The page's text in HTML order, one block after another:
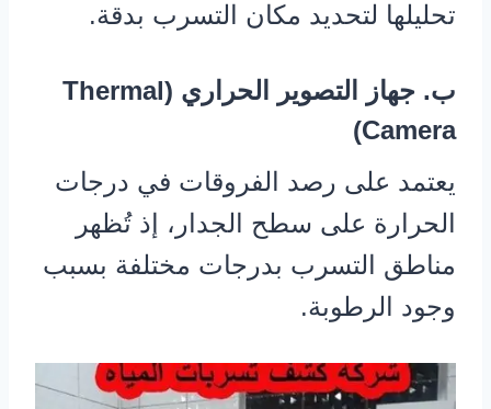
تحليلها لتحديد مكان التسرب بدقة.
ب. جهاز التصوير الحراري (Thermal
Camera)
يعتمد على رصد الفروقات في درجات
الحرارة على سطح الجدار، إذ تُظهر
مناطق التسرب بدرجات مختلفة بسبب
وجود الرطوبة.